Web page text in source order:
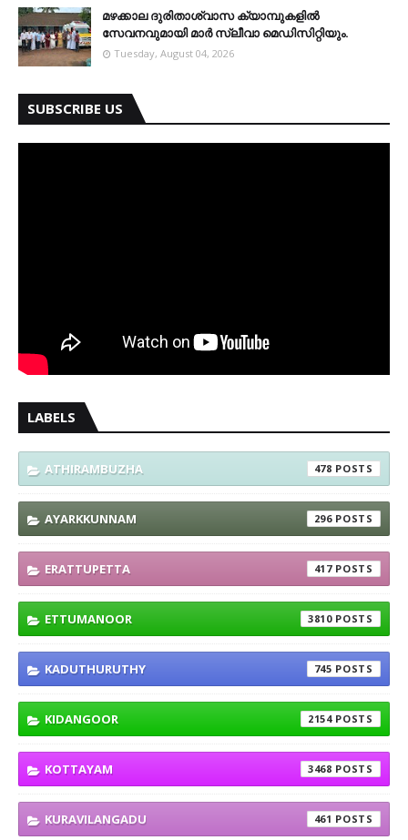
മഴക്കാല ദുരിതാശ്വാസ ക്യാമ്പുകളിൽ
സേവനവുമായി മാർ സ്ലീവാ മെഡിസിറ്റിയും.
Tuesday, August 04, 2026
SUBSCRIBE US
LABELS
ATHIRAMBUZHA 478
AYARKKUNNAM 296
ERATTUPETTA 417
ETTUMANOOR 3810
KADUTHURUTHY 745
KIDANGOOR 2154
KOTTAYAM 3468
KURAVILANGADU 461